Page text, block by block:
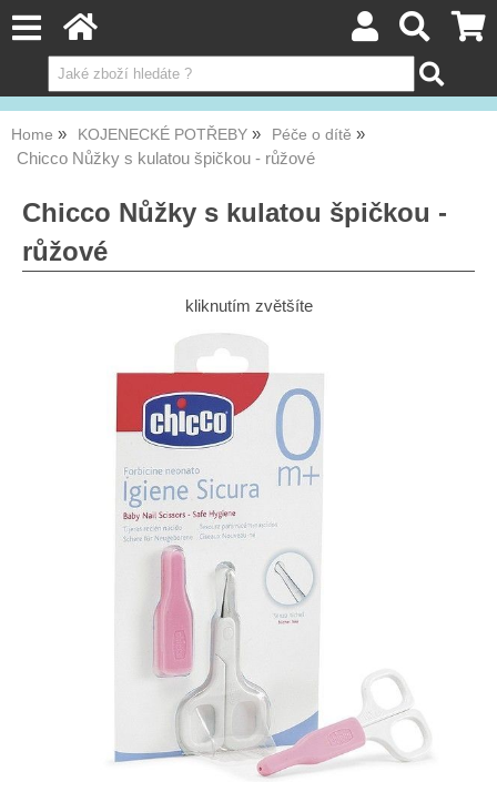
Home KOJENECKÉ POTŘEBY Péče o dítě
Chicco Nůžky s kulatou špičkou - růžové
Chicco Nůžky s kulatou špičkou -
růžové
kliknutím zvětšíte